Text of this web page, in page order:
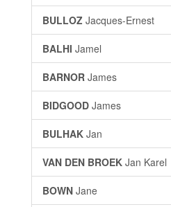
BULLOZ Jacques-Ernest
BALHI Jamel
BARNOR James
BIDGOOD James
BULHAK Jan
VAN DEN BROEK Jan Karel
BOWN Jane